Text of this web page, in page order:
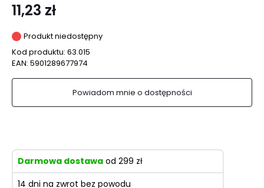
11,23 zł
Produkt niedostępny
Kod produktu: 63.015
EAN: 5901289677974
Powiadom mnie o dostępności
Darmowa dostawa od 299 zł
14 dni na zwrot bez powodu